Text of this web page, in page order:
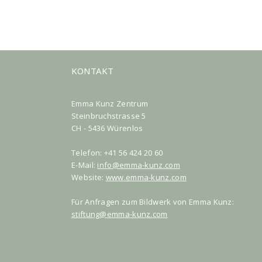
KONTAKT
Emma Kunz Zentrum
Steinbruchstrasse 5
CH - 5436 Würenlos
Telefon: +41 56 424 20 60
E-Mail: info@emma-kunz.com
Website: www.emma-kunz.com
Für Anfragen zum Bildwerk von Emma Kunz:
stiftung@emma-kunz.com